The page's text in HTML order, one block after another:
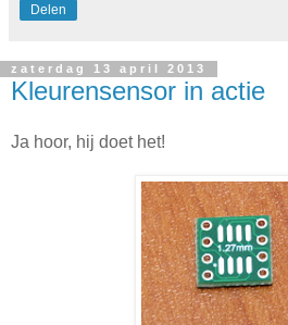
Delen
zaterdag 13 april 2013
Kleurensensor in actie
Ja hoor, hij doet het!